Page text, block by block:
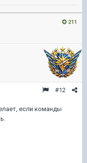
211
#12
если команды